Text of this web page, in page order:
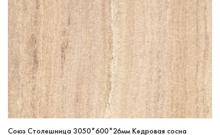
Союз Столешница 3050*600*26мм Кедровая сосна